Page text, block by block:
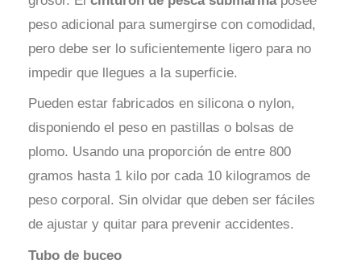
peso adicional para sumergirse con comodidad,
pero debe ser lo suficientemente ligero para no
impedir que llegues a la superficie.
Pueden estar fabricados en silicona o nylon,
disponiendo el peso en pastillas o bolsas de
plomo. Usando una proporción de entre 800
gramos hasta 1 kilo por cada 10 kilogramos de
peso corporal. Sin olvidar que deben ser fáciles
de ajustar y quitar para prevenir accidentes.
Tubo de buceo